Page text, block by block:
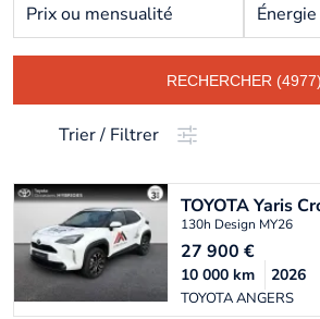
Prix ou mensualité Énergie
RECHERCHER (4977)
Trier / Filtrer
TOYOTAYaris
130h Design MY26
27 900 €
TOYOTA ANGERS
10 000 km 2026